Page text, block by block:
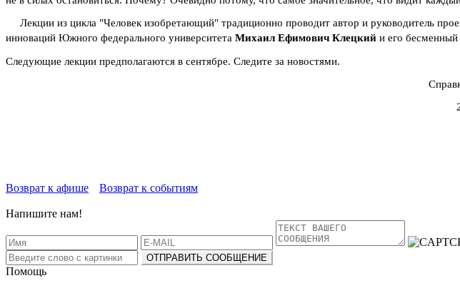
Лекции из цикла "Человек изобретающий" традиционно проводит автор и руководитель
инноваций Южного федерального университета Михаил Ефимович Клецкий и его
Следующие лекции предполагаются в сентябре. Следите за новостями.
Возврат к афише Возврат к событиям
Напишите нам!
Помощь